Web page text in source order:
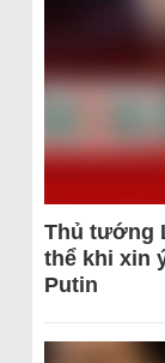
Thủ tướng
thể khi xin
Putin